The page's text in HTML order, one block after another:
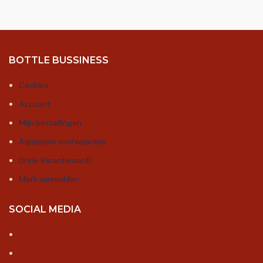
BOTTLE BUSSINESS
Cookies
Account
Mijn bestellingen
Algemene voorwaarden
Drink Verantwoord!
Merk aanmelden
SOCIAL MEDIA